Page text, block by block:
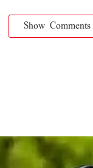
Show Comments